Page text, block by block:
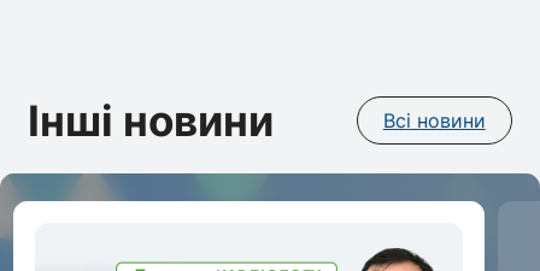
Інші новини Всі новини